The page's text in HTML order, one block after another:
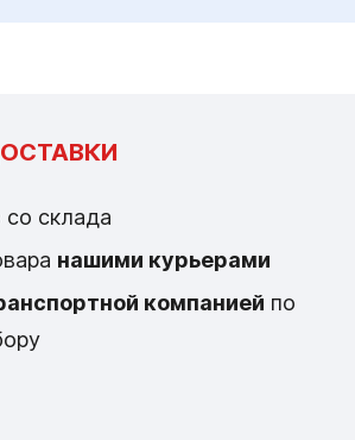
со склада
нашими курьерами
компанией по